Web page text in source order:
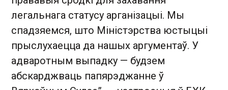
легальнага статусу арганізацыі. Мы
спадзяемся, што Міністэрства юстыцыі
прыслухаецца да нашых аргументаў. У
адваротным выпадку — будзем
абскарджваць папярэджанне ў